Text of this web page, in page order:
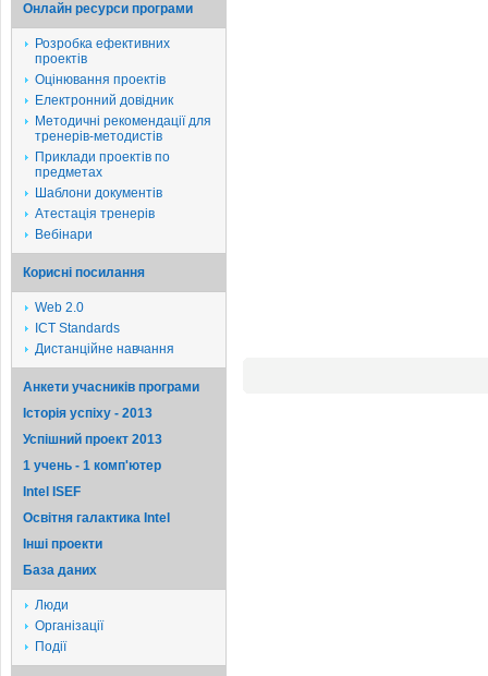
Онлайн ресурси програми
Розробка ефективних
проектів
Оцінювання проектів
Електронний довідник
Методичні рекомендації для
тренерів-методистів
Приклади проектів по
предметах
Шаблони документів
Атестація тренерів
Вебінари
Корисні посилання
Web 2.0
ICT Standards
Дистанційне навчання
Анкети учасників програми
Історія успіху - 2013
Успішний проект 2013
1 учень - 1 комп'ютер
Intel ISEF
Освітня галактика Intel
Iншi проекти
База даних
Люди
Організації
Події